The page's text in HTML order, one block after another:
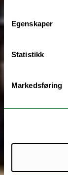
Egenskaper
Statistikk
Markedsføring